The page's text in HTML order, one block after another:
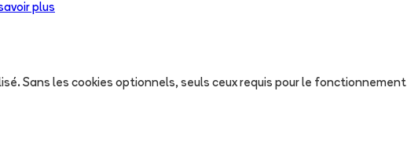
plus
Sans les cookies optionnels, seuls ceux requis pour le fonctionnement